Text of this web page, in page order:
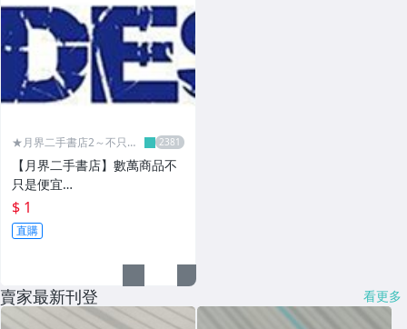
★月界二手書店2～不只是
【月界二手書店】數萬商品不
只是便宜…
$ 1
直購
賣家最新刊登 看更多